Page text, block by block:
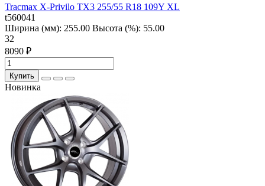
Tracmax X-Privilo TX3 255/55 R18 109Y XL
t560041
Ширина (мм): 255.00 Высота (%): 55.00
32
8090 ₽
Купить
Новинка